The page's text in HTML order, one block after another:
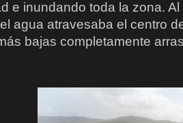
e inundando toda la zona.
agua atravesaba el centro
bajas completamente